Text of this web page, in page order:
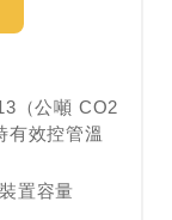
（公噸 CO2
有效控管溫
置容量